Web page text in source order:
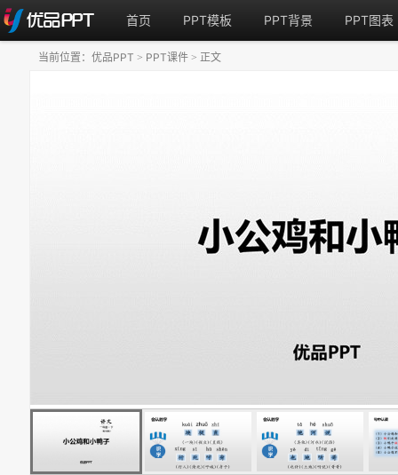
首页 PPT模板 PPT背景 PPT图表
当前位置： 优品PPT > PPT课件 > 正文